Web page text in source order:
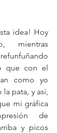
idea! Hoy
mientras
que con el
como yo
pata, y así,
mi gráfica
de
y picos